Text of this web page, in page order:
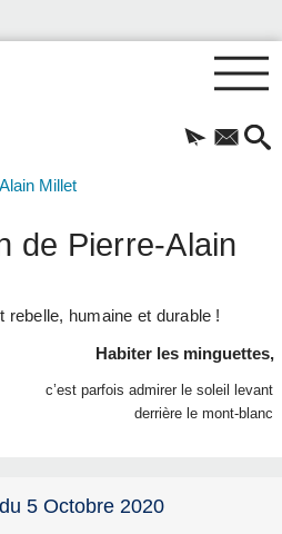
de Pierre-Alain
rebelle, humaine et durable !
Habiter les minguettes,
c’est parfois admirer le soleil levant
derrière le mont-blanc
5 Octobre 2020